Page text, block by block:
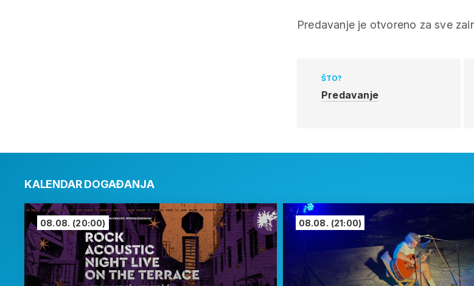
Predavanje je otvoreno za sve
ŠTO?
Predavanje
KALENDAR DOGAĐANJA
08.08. (20:00) 08.08. (21:00)